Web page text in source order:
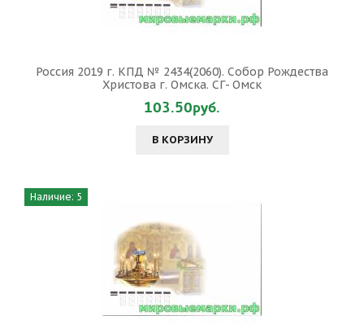
Россия 2019 г. КПД № 2434(2060). Собор Рождества
Христова г. Омска. СГ- Омск
103.50руб.
В КОРЗИНУ
Наличие: 5